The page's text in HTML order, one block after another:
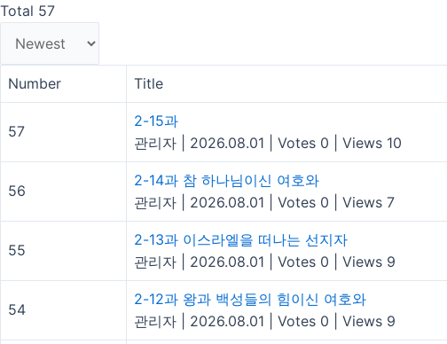
Total 57
Number Title
57
2-15과
관리자
2026.08.01 Votes 0 Views 10
56
2-14과 참 하나님이신 여호와
관리자
2026.08.01 Votes 0 Views 7
55
2-13과 이스라엘을 떠나는 선지자
관리자
2026.08.01 Votes 0 Views 9
54
2-12과 왕과 백성들의 힘이신 여호와
관리자
2026.08.01 Votes 0 Views 9